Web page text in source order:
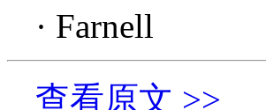
· Farnell
查看原文 >>